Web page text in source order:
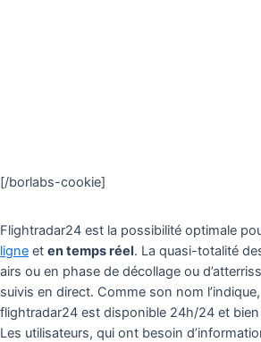
[/borlabs-cookie]
Flightradar24 est la possibilité optimale
ligne et en temps réel. La quasi-totalité
airs ou en phase de décollage ou
suivis en direct. Comme son nom
flightradar24 est disponible 24h/24 et
Les utilisateurs, qui ont besoin